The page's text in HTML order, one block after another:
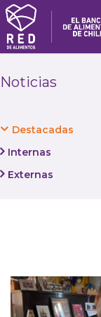
Noticias
Destacadas
Internas
Externas